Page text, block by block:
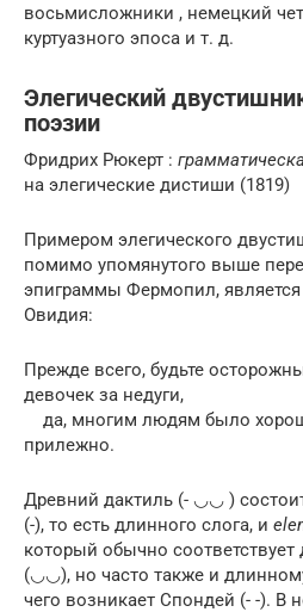
восьмисложники , немецкий
куртуазного эпоса и т. д.
Элегический
поэзии
Фридрих Рюкерт :
на элегические дистиши (1819)
Примером элегического
помимо упомянутого выше
эпиграммы Фермопил, является
Овидия:
Прежде всего, будьте
девочек за недуги,
да, многим людям было
прилежно.
Древний дактиль (- ◡◡ )
(-), то есть длинного слога, и
который обычно
(◡◡), но часто также и
чего возникает Спондей (- -). В